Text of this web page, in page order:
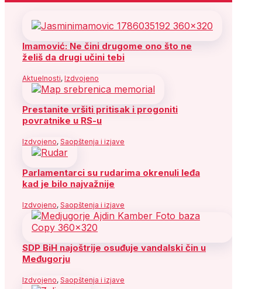
Imamović: Ne čini drugome ono što ne
želiš da drugi učini tebi
Aktuelnosti, Izdvojeno
Prestanite vršiti pritisak i progoniti
povratnike u RS-u
Izdvojeno, Saopštenja i izjave
Parlamentarci su rudarima okrenuli leđa
kad je bilo najvažnije
Izdvojeno, Saopštenja i izjave
SDP BiH najoštrije osuđuje vandalski čin u
Međugorju
Izdvojeno, Saopštenja i izjave